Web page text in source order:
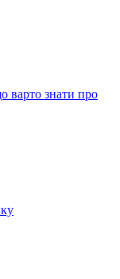
варто знати про